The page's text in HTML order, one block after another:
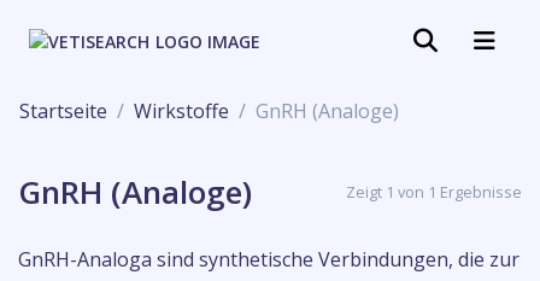
Startseite Wirkstoffe GnRH (Analoge)
GnRH (Analoge) Zeigt 1 von 1 Ergebnisse
GnRH-Analoga sind synthetische Verbindungen, die zur